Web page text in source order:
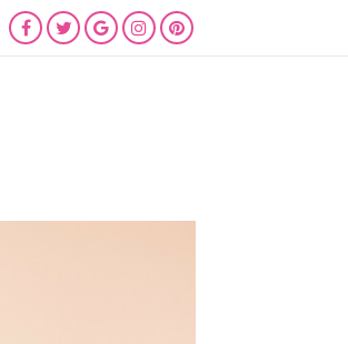
LienLienLienLienLien